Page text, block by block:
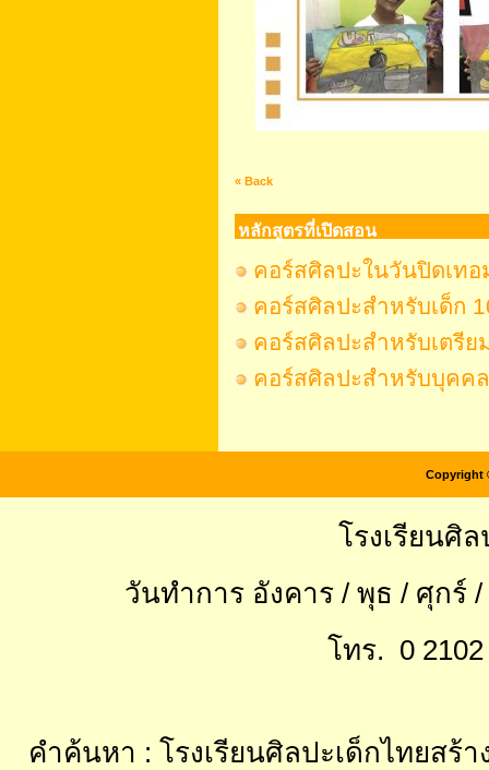
« Back
หลักสูตรที่เปิดสอน
คอร์สศิลปะในวันปิดเทอ
คอร์สศิลปะสำหรับเด็ก
คอร์สศิลปะสำหรับเตรี
คอร์สศิลปะสำหรับบุคค
Copyright
โรงเรียนศิ
วันทำการ อังคาร / พุธ / ศุกร์
โทร. 0 2102
คำค้นหา : โรงเรียนศิลปะเด็กไทยสร้า